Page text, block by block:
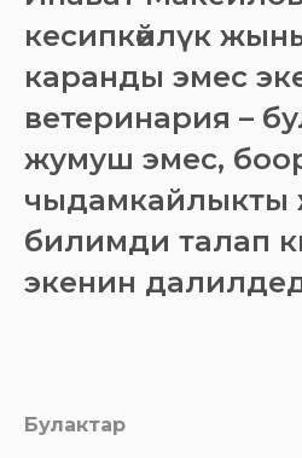
кесипкөйлүк
каранды эмес
ветеринария –
жумуш эмес,
чыдамкайлыкты
билимди талап
экенин
Булактар